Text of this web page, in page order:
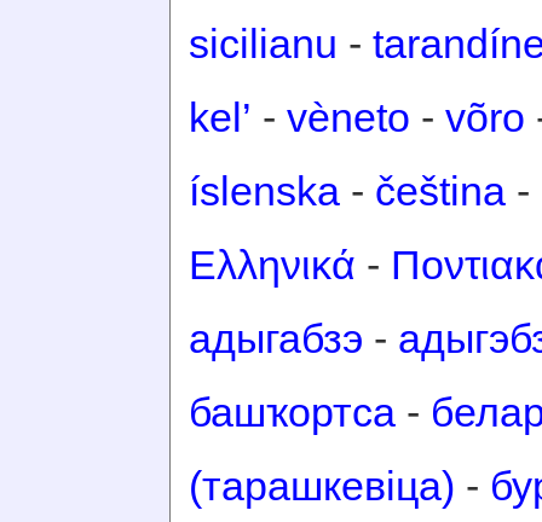
sicilianu -
kel’ - vèneto - võro
íslenska - čeština -
Ελληνικά -
адыгабзэ -
башҡортса -
(тарашкевіца) -